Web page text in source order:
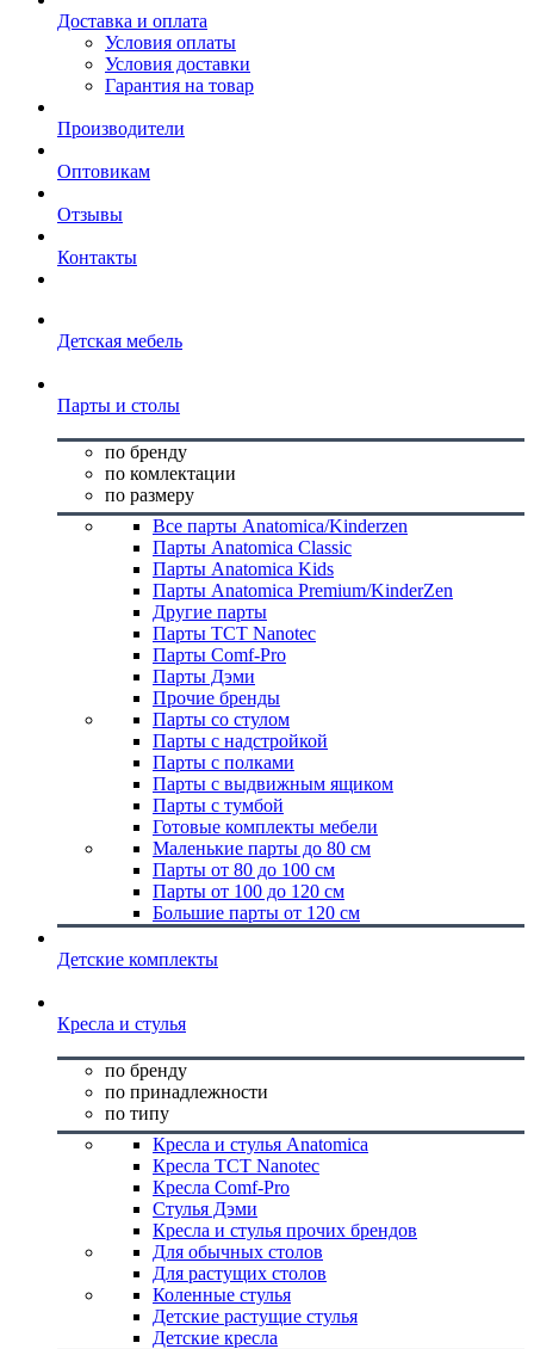
Доставка и оплата
Условия оплаты
Условия доставки
Гарантия на товар
Производители
Оптовикам
Отзывы
Контакты
Детская мебель
Парты и столы
по бренду
по комлектации
по размеру
Все парты Anatomica/Kinderzen
Парты Anatomica Classic
Парты Anatomica Kids
Парты Anatomica Premium/KinderZen
Другие парты
Парты TCT Nanotec
Парты Comf-Pro
Парты Дэми
Прочие бренды
Парты со стулом
Парты с надстройкой
Парты с полками
Парты с выдвижным ящиком
Парты с тумбой
Готовые комплекты мебели
Маленькие парты до 80 см
Парты от 80 до 100 см
Парты от 100 до 120 см
Большие парты от 120 см
Детские комплекты
Кресла и стулья
по бренду
по принадлежности
по типу
Кресла и стулья Anatomica
Кресла TCT Nanotec
Кресла Comf-Pro
Стулья Дэми
Кресла и стулья прочих брендов
Для обычных столов
Для растущих столов
Коленные стулья
Детские растущие стулья
Детские кресла